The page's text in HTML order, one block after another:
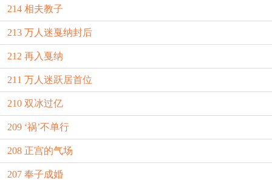
214 相夫教子
213 万人迷戛纳封后
212 再入戛纳
211 万人迷跃居首位
210 双冰过亿
209 ‘祸’不单行
208 正宫的气场
207 奉子成婚